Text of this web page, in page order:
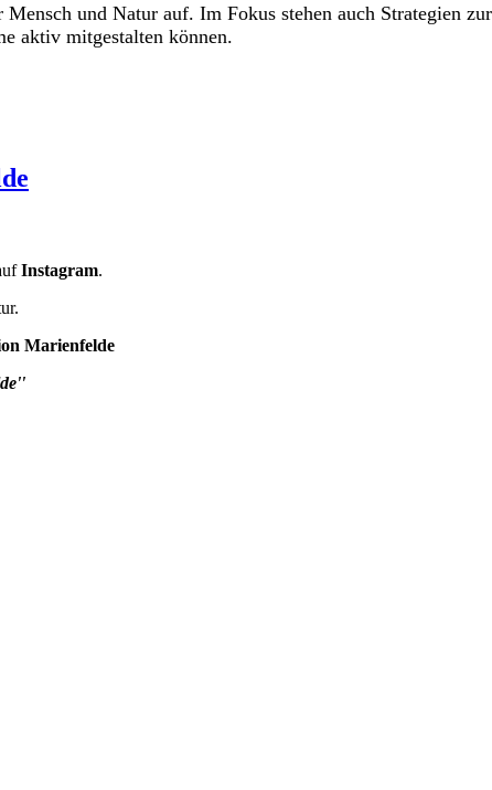
und Natur auf. Im Fokus stehen auch Strategien
aktiv mitgestalten können.
Instagram.
Marienfelde